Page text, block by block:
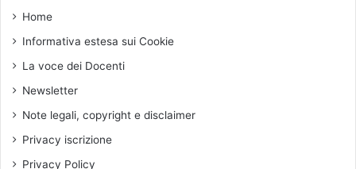
Home
Informativa estesa sui Cookie
La voce dei Docenti
Newsletter
Note legali, copyright e disclaimer
Privacy iscrizione
Privacy Policy